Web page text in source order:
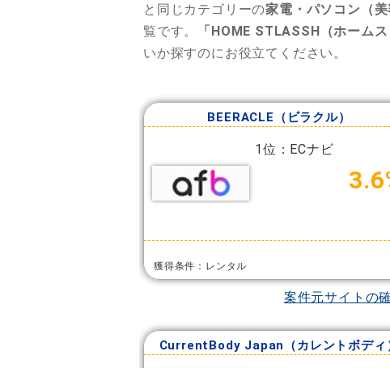
と同じカテゴリーの家電・パソコン（美
覧です。
「HOME STLASSH（ホームス
いか探すのにお役立てください。
BEERACLE（ビラクル）
1位：ECナビ
獲得条件：レンタル
案件元サイトの
CurrentBody Japan（カレントボディ